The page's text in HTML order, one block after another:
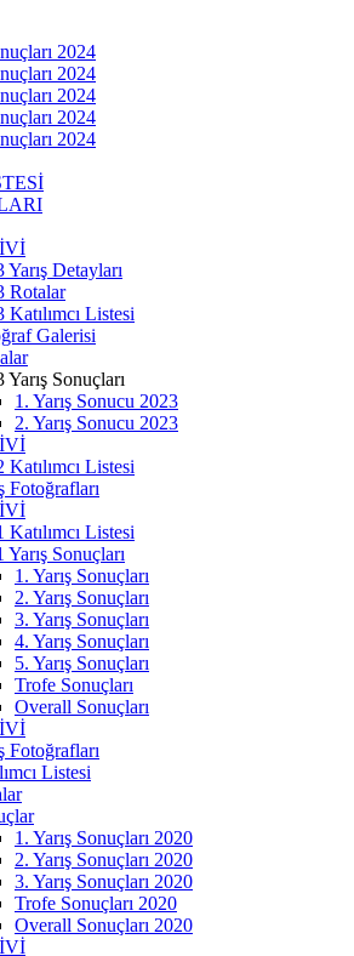
2024
2024
2024
2024
2024
Yarış Detayları
Rotalar
Katılımcı Listesi
Galerisi
Yarış Sonuçları
1. Yarış Sonucu 2023
2. Yarış Sonucu 2023
Katılımcı Listesi
Fotoğrafları
Katılımcı Listesi
Yarış Sonuçları
1. Yarış Sonuçları
2. Yarış Sonuçları
3. Yarış Sonuçları
4. Yarış Sonuçları
5. Yarış Sonuçları
Trofe Sonuçları
Overall Sonuçları
Fotoğrafları
Listesi
1. Yarış Sonuçları 2020
2. Yarış Sonuçları 2020
3. Yarış Sonuçları 2020
Trofe Sonuçları 2020
Overall Sonuçları 2020